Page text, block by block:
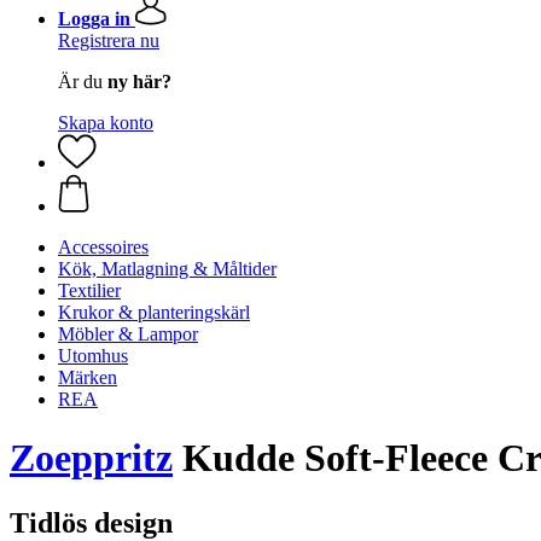
Logga in
Registrera nu
Är du ny här?
Skapa konto
Accessoires
Kök, Matlagning & Måltider
Textilier
Krukor & planteringskärl
Möbler & Lampor
Utomhus
Märken
REA
Zoeppritz Kudde Soft-Fleece
Tidlös design